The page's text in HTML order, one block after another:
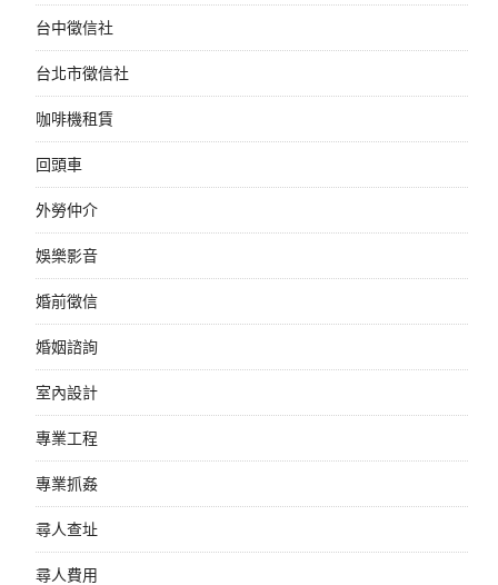
台中徵信社
台北市徵信社
咖啡機租賃
回頭車
外勞仲介
娛樂影音
婚前徵信
婚姻諮詢
室內設計
專業工程
專業抓姦
尋人查址
尋人費用